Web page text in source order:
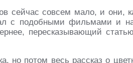
сейчас совсем мало, и они,
с подобными фильмами и
пересказывающий
но потом весь рассказ о